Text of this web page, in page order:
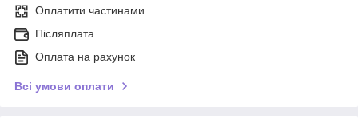
Оплатити частинами
Післяплата
Оплата на рахунок
Всі умови оплати